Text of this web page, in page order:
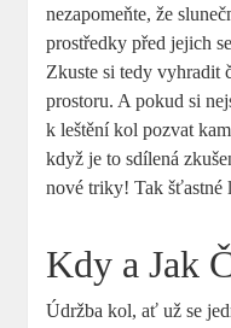
nezapomeňte, že
prostředky před jejich
Zkuste si tedy vyhradit
prostoru. A pokud si
k leštění kol pozvat
když je to sdílená
nové triky! Tak šťastné
Kdy a Jak
Údržba kol, ať už se